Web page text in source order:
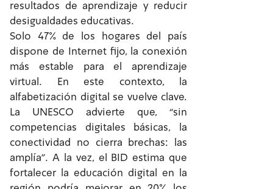
resultados de aprendizaje y reducir
desigualdades educativas.
Solo 47% de los hogares del país
dispone de Internet fijo, la conexión
más estable para el aprendizaje
virtual. En este contexto, la
alfabetización digital se vuelve clave.
La UNESCO advierte que, “sin
competencias digitales básicas, la
conectividad no cierra brechas: las
amplía”. A la vez, el BID estima que
fortalecer la educación digital en la